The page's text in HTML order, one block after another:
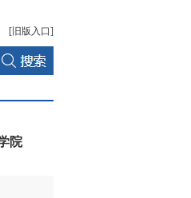
[ 旧版 入口]
院